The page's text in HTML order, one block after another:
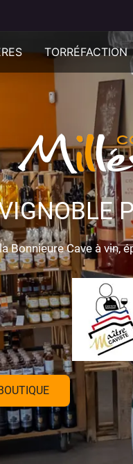
TORRÉFACTION
Bonnieure Cave à vin,